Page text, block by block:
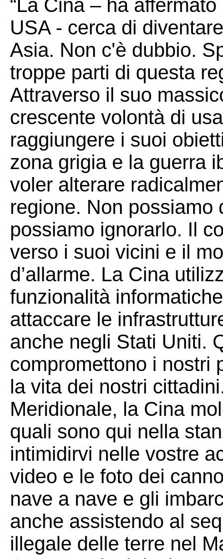
“La Cina – ha
USA - cerca di
Asia. Non c'è dubbio.
troppe parti di questa
Attraverso il suo
crescente volontà di
raggiungere i suoi
zona grigia e la guerra
voler alterare
regione. Non possiamo
possiamo ignorarlo. Il
verso i suoi vicini e il
d’allarme. La Cina
funzionalità
attaccare le
anche negli Stati Uniti.
compromettono i nostri
la vita dei nostri
Meridionale, la Cina
quali sono qui nella
intimidirvi nelle vostre
video e le foto dei
nave a nave e gli
anche assistendo al
illegale delle terre nel